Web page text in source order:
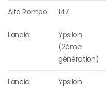
Alfa Romeo 147
Lancia
Ypsilon
(2ème
génération)
Lancia
Ypsilon